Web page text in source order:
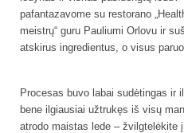
pafantazavome su restorano
meistrų“ guru Pauliumi Orlovu ir
atskirus ingredientus, o visus
Procesas buvo labai sudėtingas ir
bene ilgiausiai užtrukęs iš visų
atrodo maistas lede – žvilgtelėkite